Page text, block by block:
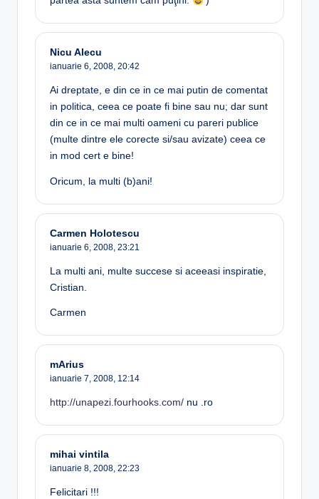
Nicu Alecu
ianuarie 6, 2008, 20:42
Ai dreptate, e din ce in ce mai putin de comentat
in politica, ceea ce poate fi bine sau nu; dar sunt
din ce in ce mai multi oameni cu pareri publice
(multe dintre ele corecte si/sau avizate) ceea ce
in mod cert e bine!
Oricum, la multi (b)ani!
Carmen Holotescu
ianuarie 6, 2008, 23:21
La multi ani, multe succese si aceeasi inspiratie,
Cristian.
Carmen
mArius
ianuarie 7, 2008, 12:14
http://unapezi.fourhooks.com/ nu .ro
mihai vintila
ianuarie 8, 2008, 22:23
Felicitari !!!